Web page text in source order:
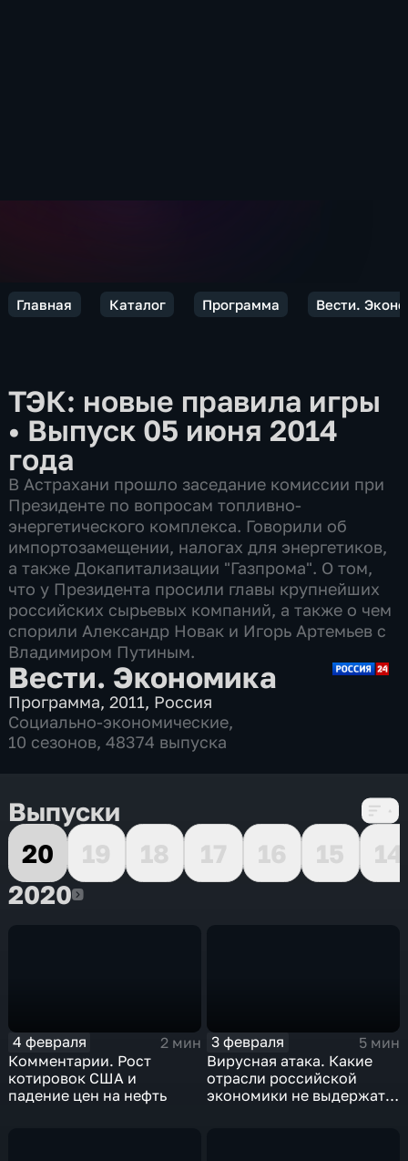
Главная Каталог Программа Вести.
ТЭК: новые правила игры
• Выпуск 05 июня 2014
года
В Астрахани прошло заседание комиссии при
Президенте по вопросам топливно-
энергетического комплекса. Говорили об
импортозамещении, налогах для энергетиков,
а также Докапитализации "Газпрома". О том,
что у Президента просили главы крупнейших
российских сырьевых компаний, а также о чем
спорили Александр Новак и Игорь Артемьев с
Владимиром Путиным.
Вести. Экономика
Программа,2011, Россия
Социально-экономические,
10 сезонов, 48374 выпуска
Выпуски
20
19 18 17 16 15
14
20202020
4 февраля
2 мин
Комментарии. Рост
котировок США и
падение цен на нефть
3 февраля
5 мин
Вирусная атака. Какие
отрасли российской
экономики не выдержат